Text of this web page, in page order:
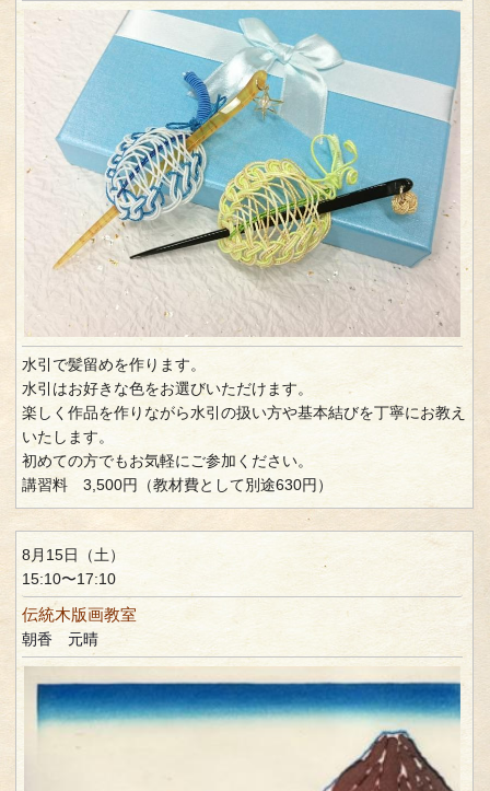
水引で髪留めを作ります。
水引はお好きな色をお選びいただけます。
楽しく作品を作りながら水引の扱い方や基本結びを丁寧にお教え
いたします。
初めての方でもお気軽にご参加ください。
講習料 3,500円（教材費として別途630円）
8月15日（土）
15:10〜17:10
伝統木版画教室
朝香 元晴